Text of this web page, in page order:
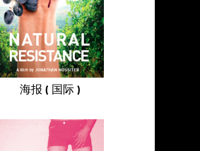
海报 ( 国际 )